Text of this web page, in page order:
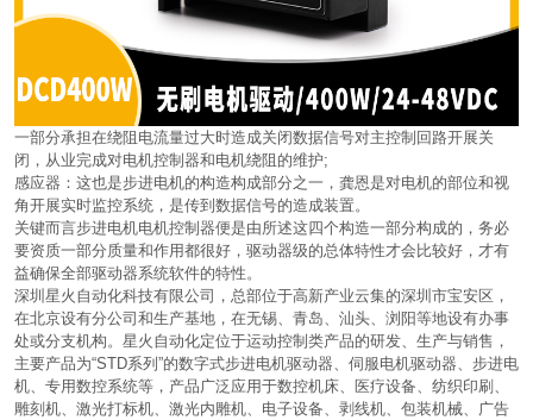
一部分承担在绕阻电流量过大时造成关闭数据信号对主控制回路开展关
闭，从业完成对电机控制器和电机绕阻的维护;
感应器：这也是步进电机的构造构成部分之一，龚恩是对电机的部位和视
角开展实时监控系统，是传到数据信号的造成装置。
关键而言步进电机电机控制器便是由所述这四个构造一部分构成的，务必
要资质一部分质量和作用都很好，驱动器级的总体特性才会比较好，才有
益确保全部驱动器系统软件的特性。
深圳星火自动化科技有限公司，总部位于高新产业云集的深圳市宝安区，
在北京设有分公司和生产基地，在无锡、青岛、汕头、浏阳等地设有办事
处或分支机构。星火自动化定位于运动控制类产品的研发、生产与销售，
主要产品为“STD系列”的数字式步进电机驱动器、伺服电机驱动器、步进电
机、专用数控系统等，产品广泛应用于数控机床、医疗设备、纺织印刷、
雕刻机、激光打标机、激光内雕机、电子设备、剥线机、包装机械、广告